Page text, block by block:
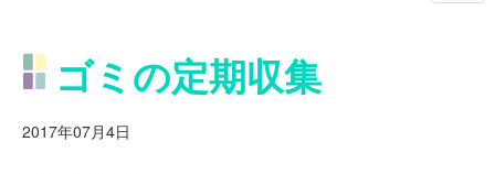
ゴミの定期収集
2017年07月4日